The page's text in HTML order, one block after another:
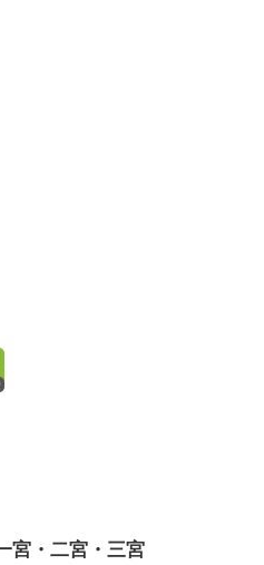
・二宮・三宮